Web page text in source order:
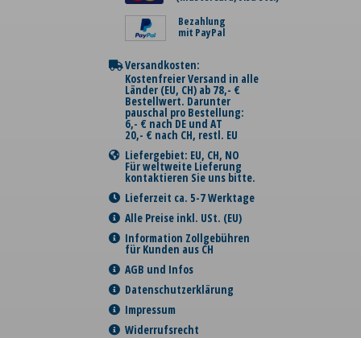
Bezahlung
mit PayPal
Versandkosten:
Kostenfreier Versand in alle
Länder (EU, CH) ab 78,- €
Bestellwert. Darunter
pauschal pro Bestellung:
6,- € nach DE und AT
20,- € nach CH, restl. EU
Liefergebiet: EU, CH, NO
Für weltweite Lieferung
kontaktieren Sie uns bitte.
Lieferzeit ca. 5-7 Werktage
Alle Preise inkl. USt. (EU)
Information Zollgebühren
für Kunden aus CH
AGB und Infos
Datenschutzerklärung
Impressum
Widerrufsrecht